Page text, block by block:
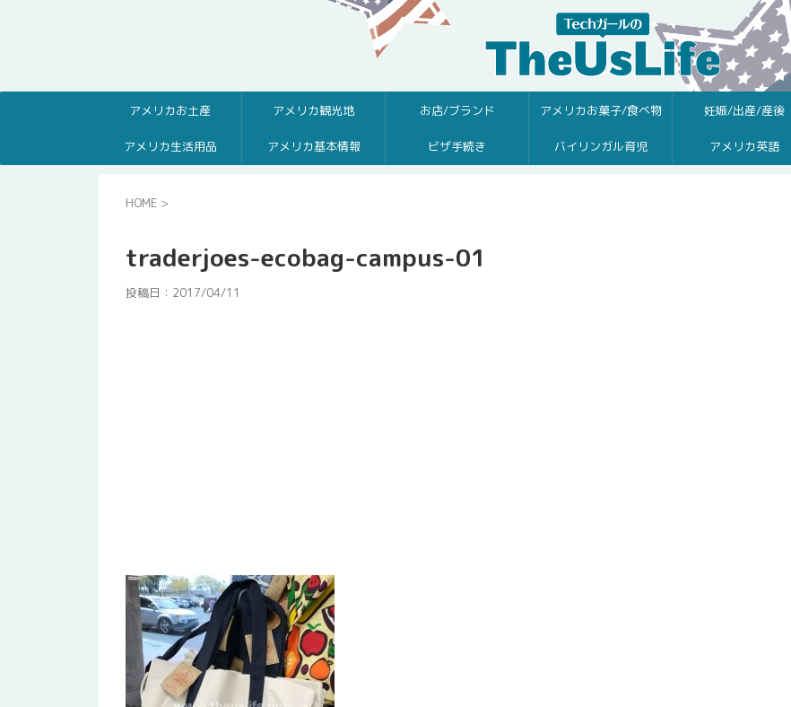
アメリカお土産 アメリカ観光地 お店/ブランド アメリカお菓子/食べ物 妊娠/出産/産後
アメリカ生活用品 アメリカ基本情報 ビザ手続き バイリンガル育児 アメリカ英語
HOME >
traderjoes-ecobag-campus-01
投稿日： 2017/04/11